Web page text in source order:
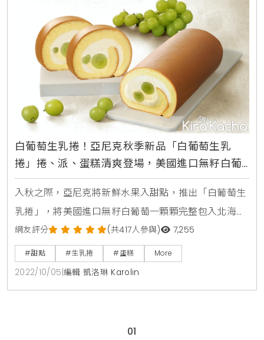
白葡萄生乳捲！亞尼克秋季新品「白葡萄生乳
捲」捲、派、蛋糕清爽登場，美國進口無籽白葡
萄一顆顆完整包入北海道奶霜
入秋之際，亞尼克將新鮮水果入甜點，推出「白葡萄生
乳捲」，將美國進口無籽白葡萄一顆顆完整包入北海道
奶霜中，搭配卡士達的蛋黃醇厚香氣與滑順滋味，完美
消化白葡萄爽脆鮮甜的滋味，和Q彈的蛋糕在口感與味
道上取得平衡及完美提味。除了生乳捲外，也推出「白
葡萄果園」圓形蛋糕，一顆顆飽滿多汁的葡萄在表面綻
咬下感受最純粹的乳香與果香交織。另外，夢想村主推
網友評分 (共417人參與) 7,255
#甜點 #生乳捲 #蛋糕 More
2022/10/05 編輯 凱洛琳 Karolin
01